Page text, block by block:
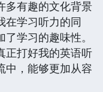
多有趣的文化背景
在学习听力的同
学习的趣味性。
正打好我的英语听
中，能够更加从容